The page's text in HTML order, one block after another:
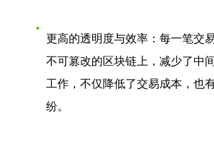
更高的透明度与效率 ：每一笔交
不可篡改的区块链上，减少了中
工作，不仅降低了交易成本，也
纷。